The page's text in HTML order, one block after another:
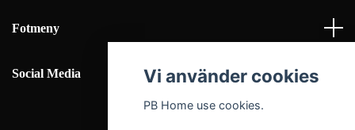
Fotmeny
Social Media Vi använder cookies
PB Home use cookies.